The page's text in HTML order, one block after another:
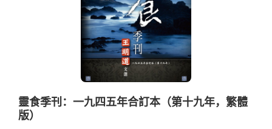
靈食季刊：一九四五年合訂本（第十九年，繁體
版）